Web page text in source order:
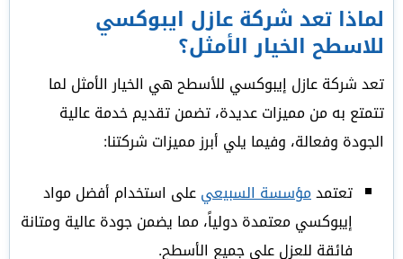
لماذا تعد شركة عازل ايبوكسي
للاسطح الخيار الأمثل؟
تعد شركة عازل إيبوكسي للأسطح هي الخيار الأمثل لما
تتمتع به من مميزات عديدة، تضمن تقديم خدمة عالية
الجودة وفعالة، وفيما يلي أبرز مميزات شركتنا:
تعتمدمؤسسة السبيعيعلى استخدام أفضل مواد
إيبوكسي معتمدة دولياً، مما يضمن جودة عالية ومتانة
فائقة للعزل على جميع الأسطح.